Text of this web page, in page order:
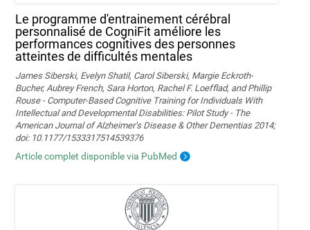
Le programme d'entrainement cérébral
personnalisé de CogniFit améliore les
performances cognitives des personnes
atteintes de difficultés mentales
James Siberski, Evelyn Shatil, Carol Siberski, Margie Eckroth-
Bucher, Aubrey French, Sara Horton, Rachel F. Loefflad, and Phillip
Rouse - Computer-Based Cognitive Training for Individuals With
Intellectual and Developmental Disabilities: Pilot Study - The
American Journal of Alzheimer’s Disease & Other Dementias 2014;
doi: 10.1177/1533317514539376
Article complet disponible via PubMed